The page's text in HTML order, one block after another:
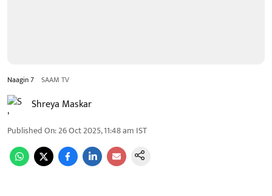
Naagin 7 SAAM TV
Shreya Maskar
Published On:26 Oct 2025, 11:48 am IST